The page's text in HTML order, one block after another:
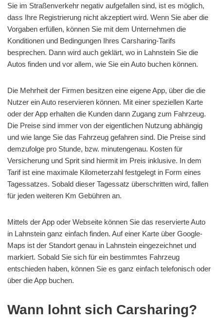
Sie im Straßenverkehr negativ aufgefallen sind, ist es möglich,
dass Ihre Registrierung nicht akzeptiert wird. Wenn Sie aber die
Vorgaben erfüllen, können Sie mit dem Unternehmen die
Konditionen und Bedingungen Ihres Carsharing-Tarifs
besprechen. Dann wird auch geklärt, wo in Lahnstein Sie die
Autos finden und vor allem, wie Sie ein Auto buchen können.
Die Mehrheit der Firmen besitzen eine eigene App, über die die
Nutzer ein Auto reservieren können. Mit einer speziellen Karte
oder der App erhalten die Kunden dann Zugang zum Fahrzeug.
Die Preise sind immer von der eigentlichen Nutzung abhängig
und wie lange Sie das Fahrzeug gefahren sind. Die Preise sind
demzufolge pro Stunde, bzw. minutengenau. Kosten für
Versicherung und Sprit sind hiermit im Preis inklusive. In dem
Tarif ist eine maximale Kilometerzahl festgelegt in Form eines
Tagessatzes. Sobald dieser Tagessatz überschritten wird, fallen
für jeden weiteren Km Gebühren an.
Mittels der App oder Webseite können Sie das reservierte Auto
in Lahnstein ganz einfach finden. Auf einer Karte über Google-
Maps ist der Standort genau in Lahnstein eingezeichnet und
markiert. Sobald Sie sich für ein bestimmtes Fahrzeug
entschieden haben, können Sie es ganz einfach telefonisch oder
über die App buchen.
Wann lohnt sich Carsharing?